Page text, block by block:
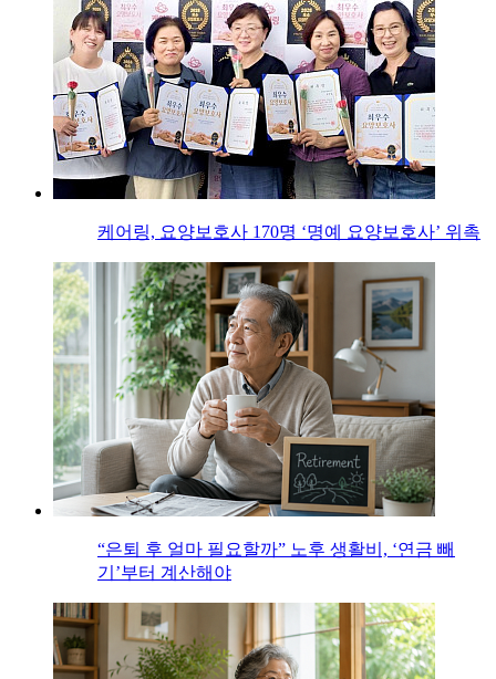
케어링, 요양보호사 170명 ‘명예 요양보호사’ 위촉
“은퇴 후 얼마 필요할까” 노후 생활비, ‘연금 빼
기’부터 계산해야